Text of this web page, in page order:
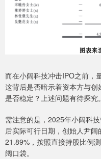
而在小阔科技冲击IPO之前，
这背后是否暗示着资本方与
是否稳定？上述问题有待探究。
需注意的是，2025年小阔科
后实际可行日期，创始人尹
21.89%，按照直接持股比例
阔口袋。